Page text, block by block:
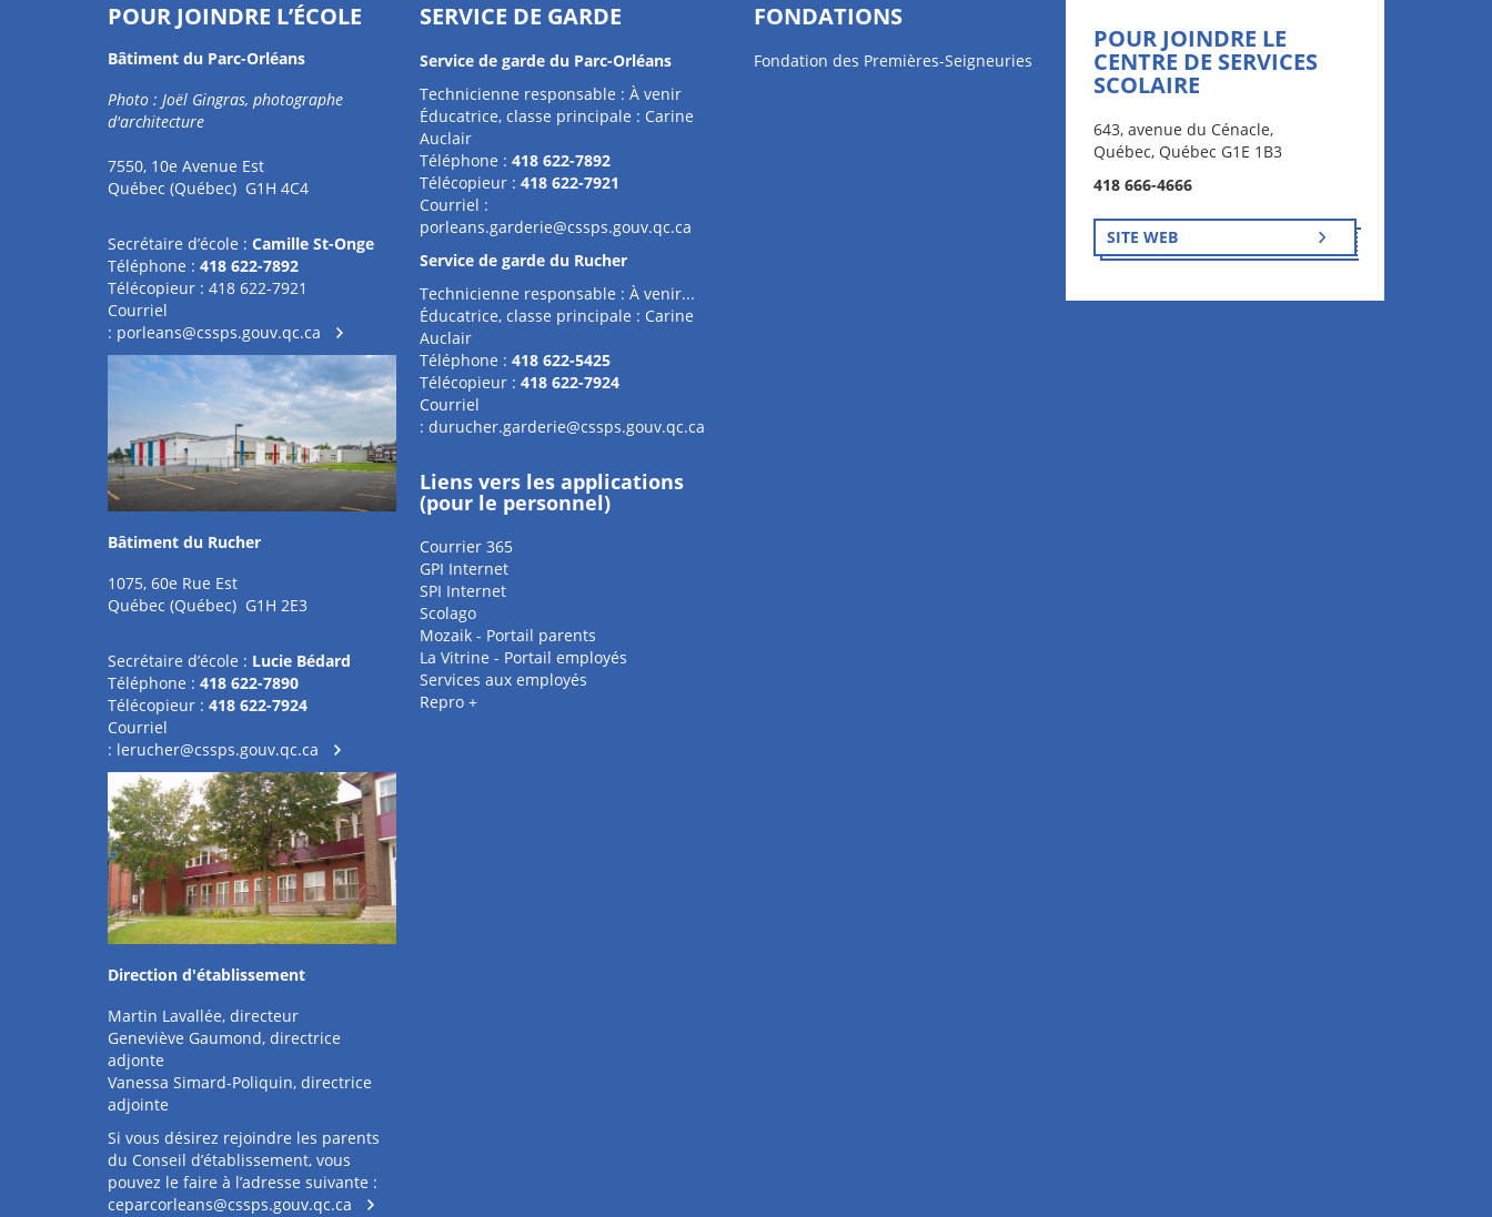
POUR JOINDRE L’ÉCOLE
Bâtiment du Parc-Orléans
Photo : Joël Gingras, photographe
d'architecture
7550, 10e Avenue Est
Québec (Québec) G1H 4C4
Secrétaire d’école : Camille St-Onge
Téléphone : 418 622-7892
Télécopieur : 418 622-7921
Courriel
: porleans@cssps.gouv.qc.ca
Bâtiment du Rucher
1075, 60e Rue Est
Québec (Québec) G1H 2E3
Secrétaire d’école : Lucie Bédard
Téléphone : 418 622-7890
Télécopieur : 418 622-7924
Courriel
: lerucher@cssps.gouv.qc.ca
Direction d'établissement
Martin Lavallée, directeur
Geneviève Gaumond, directrice
adjonte
Vanessa Simard-Poliquin, directrice
adjointe
Si vous désirez rejoindre les parents
du Conseil d’établissement, vous
pouvez le faire à l’adresse suivante :
ceparcorleans@cssps.gouv.qc.ca
SERVICE DE GARDE
Service de garde du Parc-Orléans
Technicienne responsable : À venir
Éducatrice, classe principale : Carine
Auclair
Téléphone : 418 622-7892
Télécopieur : 418 622-7921
Courriel :
porleans.garderie@cssps.gouv.qc.ca
Service de garde du Rucher
Technicienne responsable : À venir...
Éducatrice, classe principale : Carine
Auclair
Téléphone : 418 622-5425
Télécopieur : 418 622-7924
Courriel
: durucher.garderie@cssps.gouv.qc.ca
Liens vers les applications
(pour le personnel)
Courrier 365
GPI Internet
SPI Internet
Scolago
Mozaik - Portail parents
La Vitrine - Portail employés
Services aux employés
Repro +
FONDATIONS
Fondation des Premières-Seigneuries
POUR JOINDRE LE
CENTRE DE SERVICES
SCOLAIRE
643, avenue du Cénacle,
Québec, Québec G1E 1B3
418 666-4666
SITE WEB